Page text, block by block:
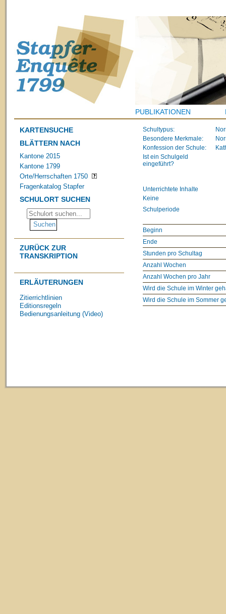
PUBLIKATIONEN
KARTENSUCHE
BLÄTTERN NACH
Kantone 2015
Kantone 1799
Orte/Herrschaften 1750
Fragenkatalog Stapfer
SCHULORT SUCHEN
ZURÜCK ZUR
TRANSKRIPTION
ERLÄUTERUNGEN
Zitierrichtlinien
Editionsregeln
Bedienungsanleitung (Video)
Schultypus:
Besondere Merkmale:
Konfession der Schule:
Ist ein Schulgeld
eingeführt?
Unterrichtete Inhalte
Keine
Schulperiode
Beginn
Ende
Stunden pro Schultag
Anzahl Wochen
Anzahl Wochen pro Jahr
Wird die Schule im Winter
Wird die Schule im Sommer